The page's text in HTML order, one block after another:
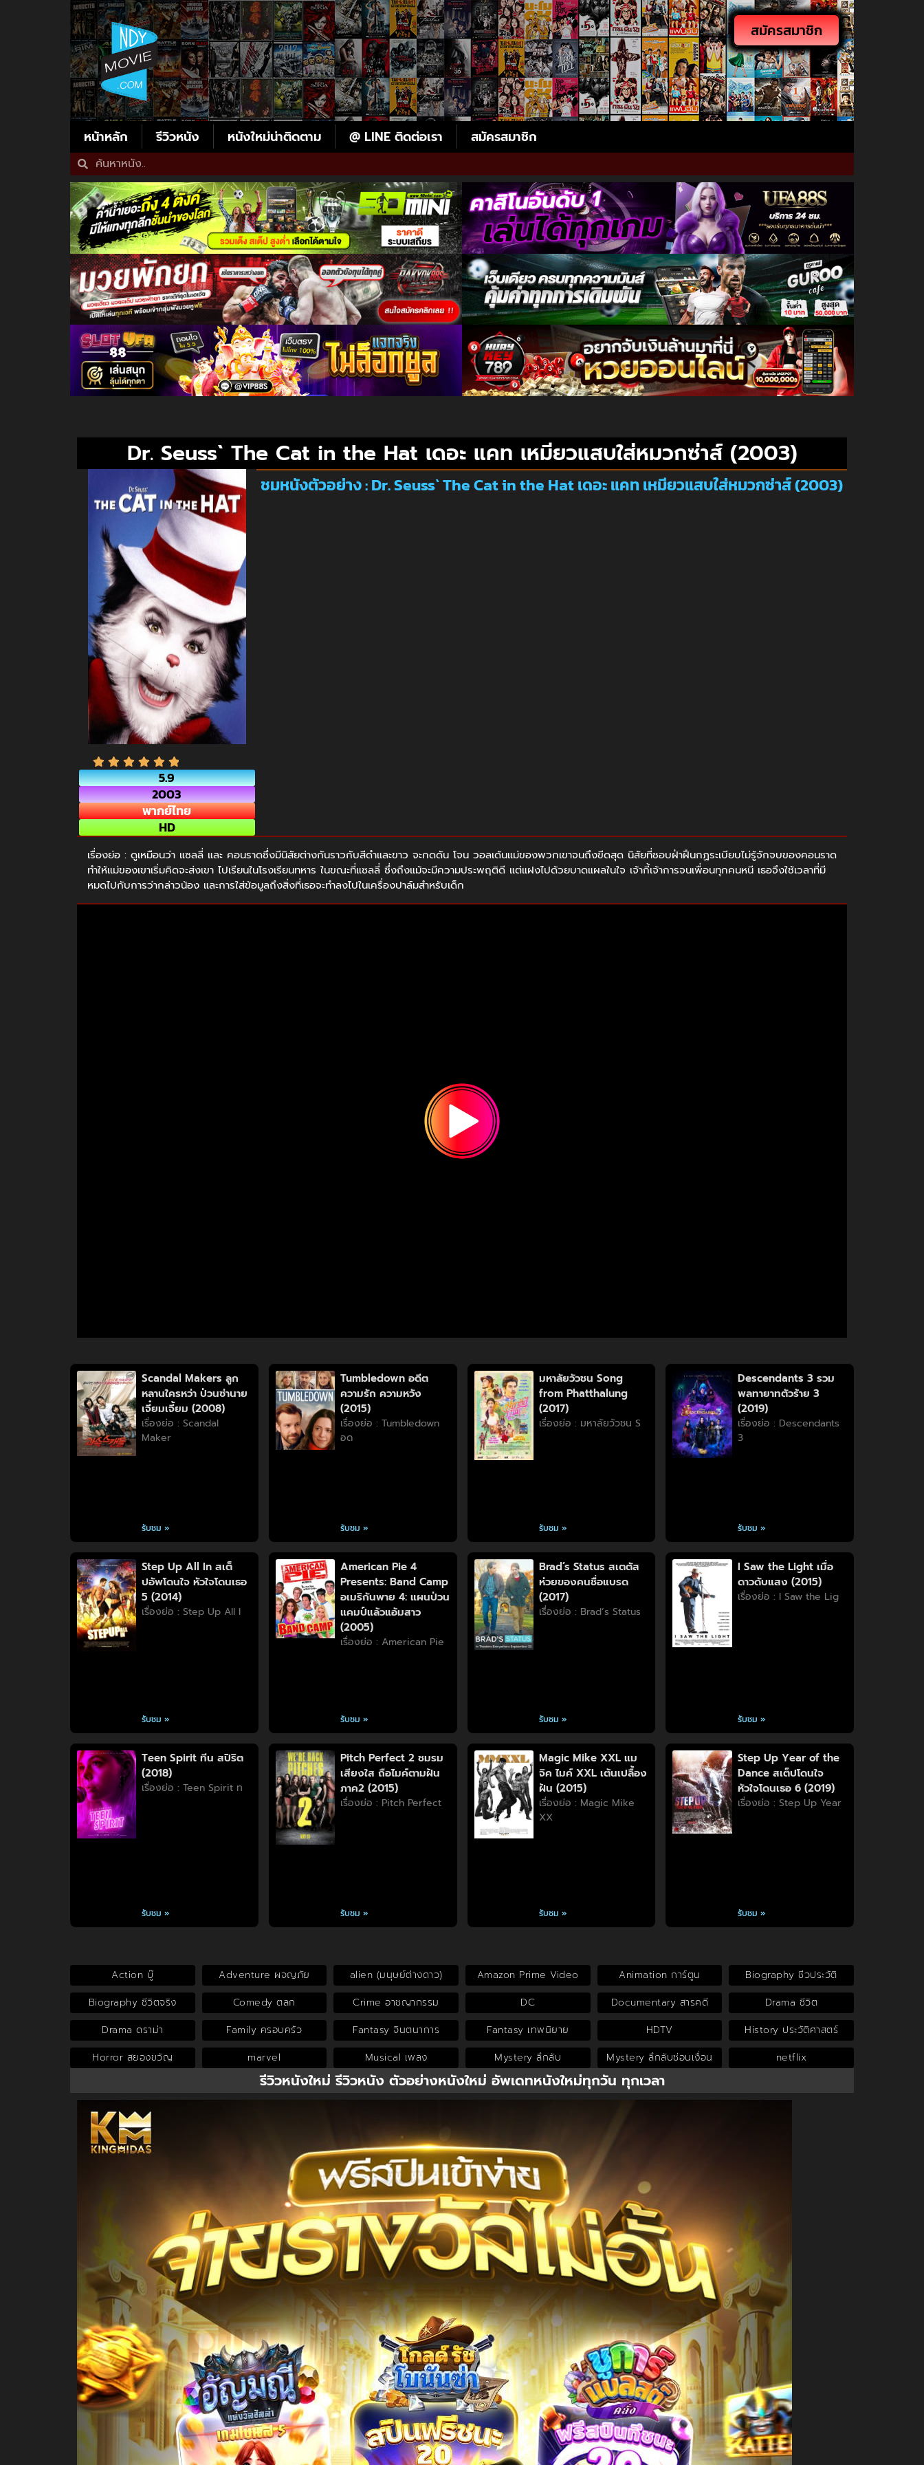
สมัครสมาชิก
หน้าหลัก รีวิวหนัง หนังใหม่น่าติดตาม @ LINE ติดต่อเรา สมัครสมาชิก
Dr. Seuss` The Cat in the Hat เดอะ แคท เหมียวแสบใส่หมวกซ่าส์ (2003)
5.9
2003
พากย์ไทย
HD
ชมหนังตัวอย่าง : Dr. Seuss` The Cat in the Hat เดอะ แคท เหมียวแสบใส่หมวกซ่าส์ (2003)
เรื่องย่อ : ดูเหมือนว่า แซลลี่ และ คอนราดซึ่งมีนิสัยต่างกันราวกับสีดำและขาว จะกดดัน โจน วอลเด้นแม่ของพวกเขาจนถึงขีดสุด นิสัยที่ชอบฝ่าฝืนกฏระเบียบไม่รู้จักจบของคอนราด
ทำให้แม่ของเขาเริ่มคิดจะส่งเขา ไปเรียนในโรงเรียนทหาร ในขณะที่แซลลี่ ซึ่งถึงแม้จะมีความประพฤติดี แต่แฝงไปด้วยบาดแผลในใจ เจ้ากี้เจ้าการจนเพื่อนทุกคนหนี เธอจึงใช้เวลาที่มี
หมดไปกับการว่ากล่าวน้อง และการใส่ข้อมูลถึงสิ่งที่เธอจะทำลงไปในเครื่องปาล์มสำหรับเด็ก
Scandal Makers ลูก
หลานใครหว่า ป่วนซ่านาย
เจี๋ยมเจี้ยม (2008)
เรื่องย่อ : Scandal
Maker
รับชม »
Tumbledown อดีต
ความรัก ความหวัง
(2015)
เรื่องย่อ : Tumbledown
อด
รับชม »
มหาลัยวัวชน Song
from Phatthalung
(2017)
เรื่องย่อ : มหาลัยวัวชน S
รับชม »
Descendants 3 รวม
พลทายาทตัวร้าย 3
(2019)
เรื่องย่อ : Descendants
3
รับชม »
Step Up All In สเต็
ปอัพโดนใจ หัวใจโดนเธอ
5 (2014)
เรื่องย่อ : Step Up All I
รับชม »
American Pie 4
Presents: Band Camp
อเมริกันพาย 4: แผนป่วน
แคมป์แล้วแอ้มสาว
(2005)
เรื่องย่อ : American Pie
รับชม »
Brad’s Status สเตตัส
ห่วยของคนชื่อแบรด
(2017)
เรื่องย่อ : Brad’s Status
รับชม »
I Saw the Light เมื่อ
ดาวดับแสง (2015)
เรื่องย่อ : I Saw the Lig
รับชม »
Teen Spirit ทีน สปิริต
(2018)
เรื่องย่อ : Teen Spirit ท
รับชม »
Pitch Perfect 2 ชมรม
เสียงใส ถือไมค์ตามฝัน
ภาค2 (2015)
เรื่องย่อ : Pitch Perfect
รับชม »
Magic Mike XXL แม
จิค ไมค์ XXL เต้นเปลื้อง
ฝัน (2015)
เรื่องย่อ : Magic Mike
XX
รับชม »
Step Up Year of the
Dance สเต็ปโดนใจ
หัวใจโดนเธอ 6 (2019)
เรื่องย่อ : Step Up Year
รับชม »
Action บู๊ Adventure ผจญภัย alien (มนุษย์ต่างดาว) Amazon Prime Video Animation การ์ตูน
Biography ชีวประวัติ
Biography ชีวิตจริง
Comedy ตลก Crime อาชญากรรม DC Documentary สารคดี
Drama ชีวิต
Drama ดราม่า
Family ครอบครัว Fantasy จินตนาการ Fantasy เทพนิยาย HDTV
History ประวัติศาสตร์
Horror สยองขวัญ
marvel Musical เพลง Mystery ลึกลับ Mystery ลึกลับซ่อนเงื่อน netflix
รีวิวหนังใหม่ รีวิวหนัง ตัวอย่างหนังใหม่ อัพเดทหนังใหม่ทุกวัน ทุกเวลา